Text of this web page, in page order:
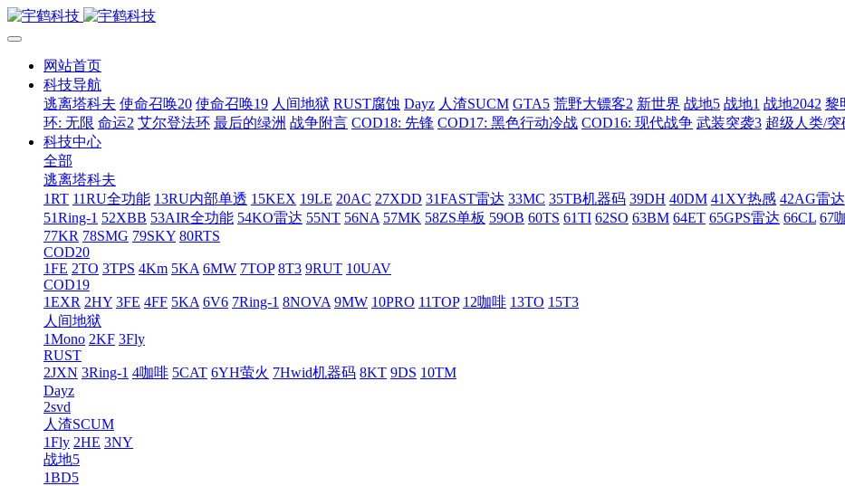
网站首页
科技导航
逃离塔科夫 使命召唤20 使命召唤19 人间地狱 RUST腐蚀 Dayz 人渣SUCM GTA5 荒野大镖客2 新世界 战地5 战地1 战地2042 黎
环: 无限 命运2 艾尔登法环 最后的绿洲 战争附言 COD18: 先锋 COD17: 黑色行动冷战 COD16: 现代战争 武装突袭3 超级人类/突
科技中心
全部
逃离塔科夫
1RT 11RU全功能 13RU内部单透 15KEX 19LE 20AC 27XDD 31FAST雷达 33MC 35TB机器码 39DH 40DM 41XY热感 42AG雷达
51Ring-1 52XBB 53AIR全功能 54KO雷达 55NT 56NA 57MK 58ZS单板 59OB 60TS 61TI 62SO 63BM 64ET 65GPS雷达 66CL 67
77KR 78SMG 79SKY 80RTS
COD20
1FE 2TO 3TPS 4Km 5KA 6MW 7TOP 8T3 9RUT 10UAV
COD19
1EXR 2HY 3FE 4FF 5KA 6V6 7Ring-1 8NOVA 9MW 10PRO 11TOP 12咖啡 13TO 15T3
人间地狱
1Mono 2KF 3Fly
RUST
2JXN 3Ring-1 4咖啡 5CAT 6YH萤火 7Hwid机器码 8KT 9DS 10TM
Dayz
2svd
人渣SCUM
1Fly 2HE 3NY
战地5
1BD5